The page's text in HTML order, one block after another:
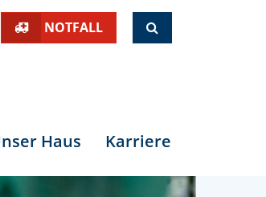
NOTFALL
Haus Karriere